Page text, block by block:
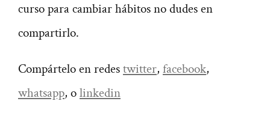
curso para cambiar hábitos no dudes en
compartirlo.
Compártelo en redestwitter, facebook,
whatsapp, olinkedin